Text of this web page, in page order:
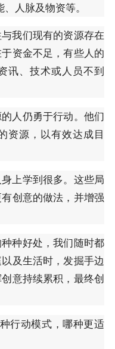
人脉及物资等。
我们现有的资源存在
资金不足，有些人的
讯、技术或人员不到
人仍勇于行动。他们
资源，以有效达成目
上学到很多。这些局
创意的做法，并增强
种好处，我们随时都
及生活时，发掘手边
意持续累积，最终创
行动模式，哪种更适